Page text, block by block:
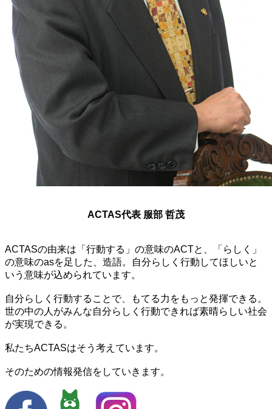
ACTAS代表 服部 哲茂
ACTASの由来は「行動する」の意味のACTと、「らしく」
の意味のasを足した、造語。自分らしく行動してほしいと
いう意味が込められています。
自分らしく行動することで、もてる力をもっと発揮できる。
世の中の人がみんな自分らしく行動できれば素晴らしい社会
が実現できる。
私たちACTASはそう考えています。
そのための情報発信をしていきます。